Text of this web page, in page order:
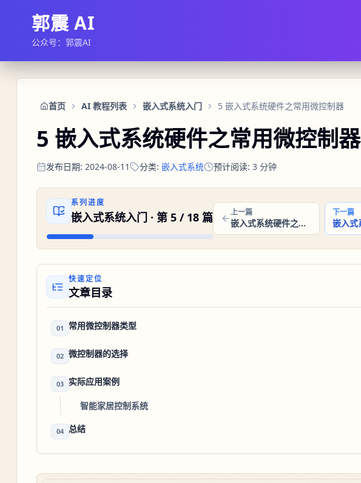
郭震 AI
公众号：郭震AI
首页 AI 教程列表 嵌入式系统入门 5 嵌入式系统硬件之常用微控制器
5 嵌入式系统硬件之常用微控制器
发布日期: 2024-08-11 分类: 嵌入式系统 预计阅读: 3 分钟
系列进度
嵌入式系统入门 · 第 5/ 18篇 上一篇
嵌入式系统硬件之微控制器概述
下一篇
快速定位
文章目录
01 常用微控制器类型
02 微控制器的选择
03 实际应用案例
智能家居控制系统
04 总结